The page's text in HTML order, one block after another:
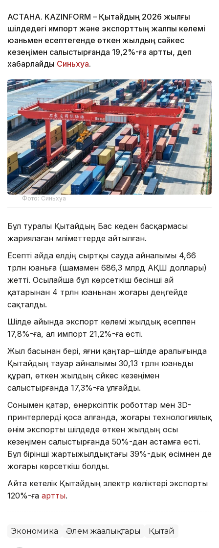
АСТАНА. KAZINFORM – Қытайдың 2026 жылғы
шілдедегі импорт және экспорттың жалпы көлемі
юаньмен есептегенде өткен жылдың сәйкес
кезеңімен салыстырғанда 19,2%-ға артты, деп
хабарлайды Синьхуа.
Фото: Синьхуа
Бұл туралы Қытайдың Бас кеден басқармасы
жариялаған мәліметтерде айтылған.
Есепті айда елдің сыртқы сауда айналымы 4,66
трлн юаньға (шамамен 686,3 млрд АҚШ доллары)
жетті. Осылайша бұл көрсеткіш бесінші ай
қатарынан 4 трлн юаньнан жоғары деңгейде
сақталды.
Шілде айында экспорт көлемі жылдық есеппен
17,8%-ға, ал импорт 21,2%-ға өсті.
Жыл басынан бері, яғни қаңтар–шілде аралығында
Қытайдың тауар айналымы 30,13 трлн юаньды
құрап, өткен жылдың сәйкес кезеңімен
салыстырғанда 17,3%-ға ұлғайды.
Сонымен қатар, өнеркәсіптік роботтар мен 3D-
принтерлерді қоса алғанда, жоғары технологиялық
өнім экспорты шілдеде өткен жылдың осы
кезеңімен салыстырғанда 50%-дан астамға өсті.
Бұл бірінші жартыжылдықтағы 39%-дық өсімнен де
жоғары көрсеткіш болды.
Айта кетелік Қытайдың электр көліктері экспорты
120%-ға артты.
Экономика Әлем жаңалықтары Қытай